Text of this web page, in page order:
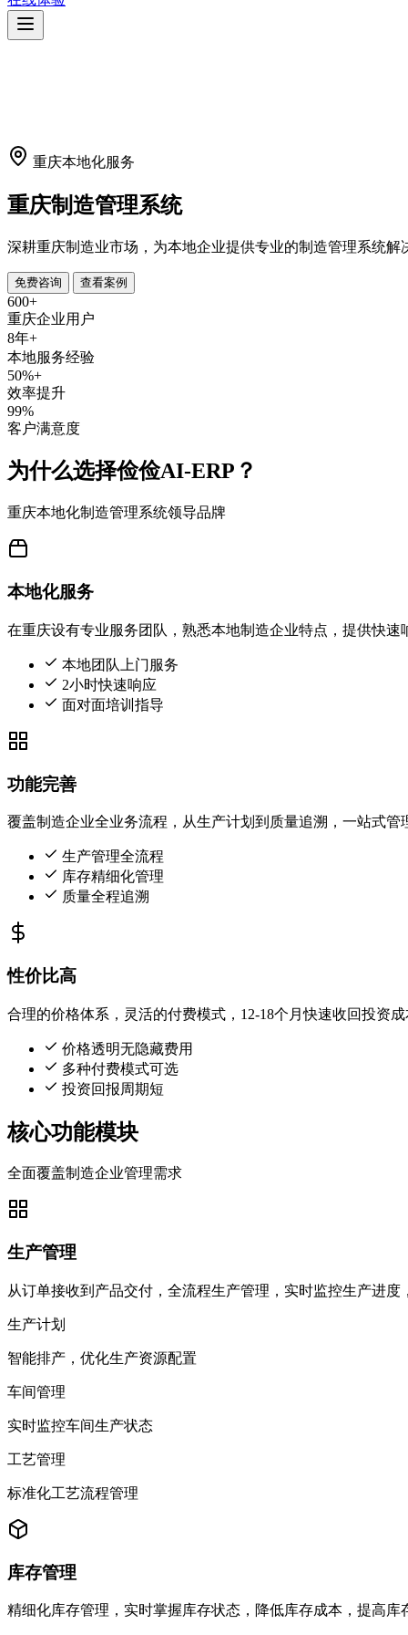
重庆本地化服务
重庆制造管理系统
深耕重庆制造业市场，为本地企业提供专业的制造管理系统
免费咨询 查看案例
600+
重庆企业用户
8年+
本地服务经验
50%+
效率提升
99%
客户满意度
为什么选择俭俭AI-ERP？
重庆本地化制造管理系统领导品牌
本地化服务
在重庆设有专业服务团队，熟悉本地制造企业特点，提供快速
本地团队上门服务
2小时快速响应
面对面培训指导
功能完善
覆盖制造企业全业务流程，从生产计划到质量追溯，一站式管
生产管理全流程
库存精细化管理
质量全程追溯
性价比高
合理的价格体系，灵活的付费模式，12-18个月快速收回投资成
价格透明无隐藏费用
多种付费模式可选
投资回报周期短
核心功能模块
全面覆盖制造企业管理需求
生产管理
从订单接收到产品交付，全流程生产管理，实时监控生产进度
生产计划
智能排产，优化生产资源配置
车间管理
实时监控车间生产状态
工艺管理
标准化工艺流程管理
库存管理
精细化库存管理，实时掌握库存状态，降低库存成本，提高库